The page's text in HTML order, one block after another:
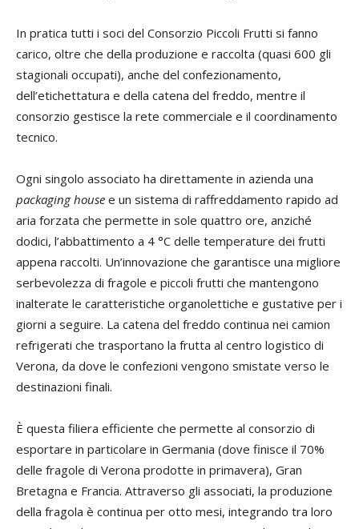
In pratica tutti i soci del Consorzio Piccoli Frutti si fanno
carico, oltre che della produzione e raccolta (quasi 600 gli
stagionali occupati), anche del confezionamento,
dell’etichettatura e della catena del freddo, mentre il
consorzio gestisce la rete commerciale e il coordinamento
tecnico.
Ogni singolo associato ha direttamente in azienda una
packaging house e un sistema di raffreddamento rapido ad
aria forzata che permette in sole quattro ore, anziché
dodici, l’abbattimento a 4 °C delle temperature dei frutti
appena raccolti. Un’innovazione che garantisce una migliore
serbevolezza di fragole e piccoli frutti che mantengono
inalterate le caratteristiche organolettiche e gustative per i
giorni a seguire. La catena del freddo continua nei camion
refrigerati che trasportano la frutta al centro logistico di
Verona, da dove le confezioni vengono smistate verso le
destinazioni finali.
È questa filiera efficiente che permette al consorzio di
esportare in particolare in Germania (dove finisce il 70%
delle fragole di Verona prodotte in primavera), Gran
Bretagna e Francia. Attraverso gli associati, la produzione
della fragola è continua per otto mesi, integrando tra loro